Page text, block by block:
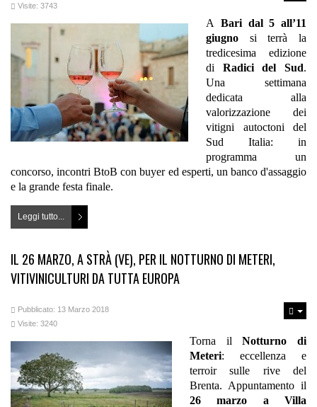
Visite: 3743
A Bari dal 5 all’11
giugno si terrà la
tredicesima edizione
di Radici del Sud.
Una settimana
dedicata alla
valorizzazione dei
vitigni autoctoni del
Sud Italia: in
programma un
concorso, incontri BtoB con buyer ed esperti, un banco d'assaggio
e la grande festa finale.
Leggi tutto...
IL 26 MARZO, A STRÀ (VE), PER IL NOTTURNO DI METERI,
VITIVINICULTURI DA TUTTA EUROPA
Pubblicato: 13 Marzo 2018
Visite: 3240
Torna ilNotturno di
Meteri: eccellenza e
terroir sulle rive del
Brenta. Appuntamento il
26 marzo a Villa